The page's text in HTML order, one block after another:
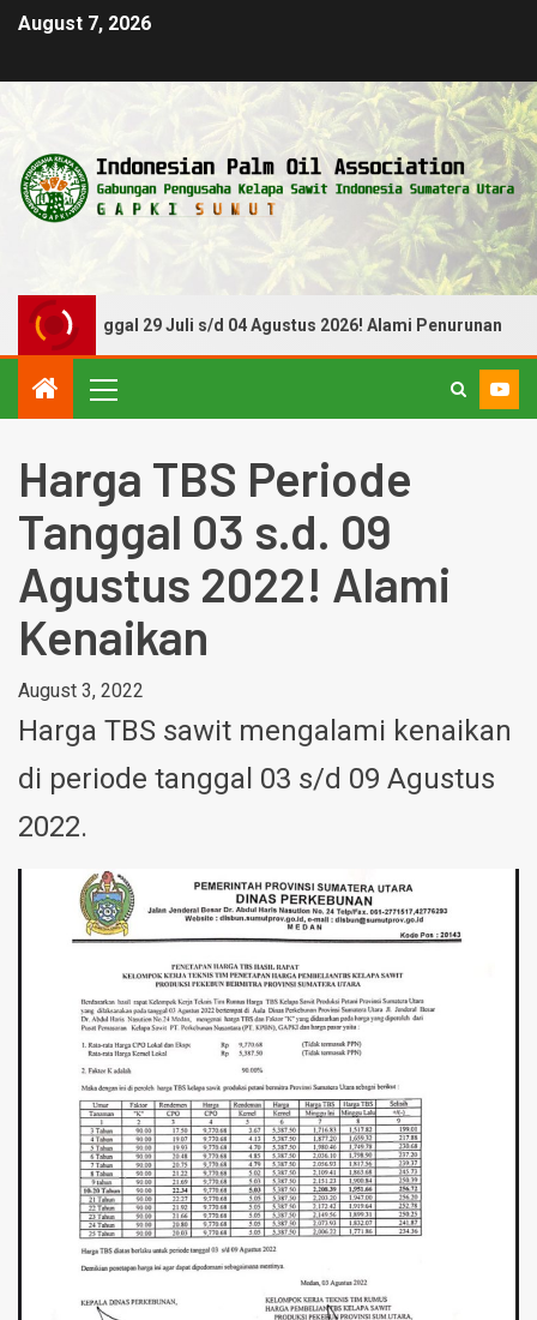
August 7, 2026
Tanggal 29 Juli s/d 04 Agustus 2026! Alami Penurunan
Harga TBS Periode
Tanggal 03 s.d. 09
Agustus 2022! Alami
Kenaikan
August 3, 2022
Harga TBS sawit mengalami kenaikan
di periode tanggal 03 s/d 09 Agustus
2022.